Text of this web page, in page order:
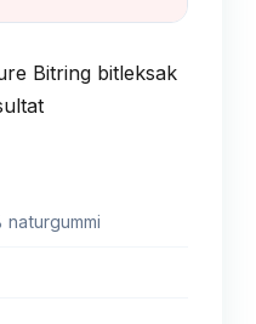
naturgummi